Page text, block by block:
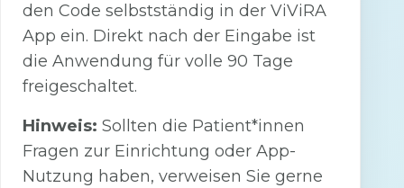
den Code selbstständig in der ViViRA
App ein. Direkt nach der Eingabe ist
die Anwendung für volle 90 Tage
freigeschaltet.
Hinweis: Sollten die Patient*innen
Fragen zur Einrichtung oder App-
Nutzung haben, verweisen Sie gerne